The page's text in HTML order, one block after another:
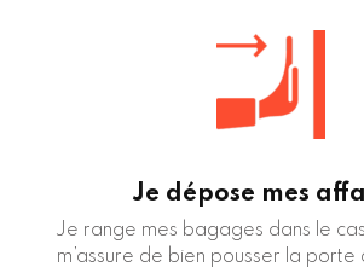
Je dépose mes
Je range mes bagages dans le
m’assure de bien pousser la porte